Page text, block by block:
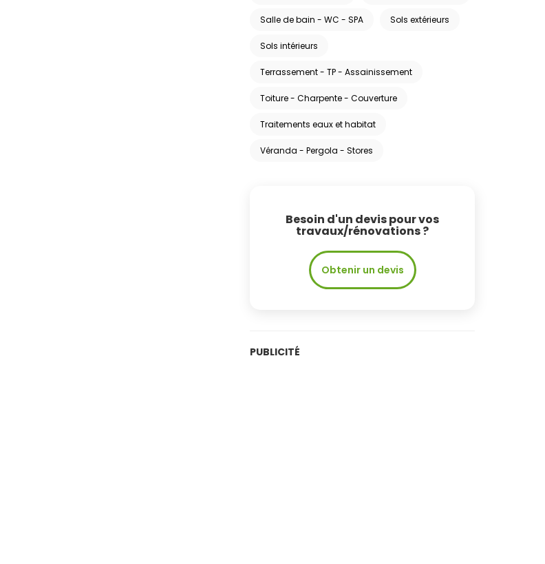
Salle de bain - WC - SPA Sols extérieurs
Sols intérieurs
Terrassement - TP - Assainissement
Toiture - Charpente - Couverture
Traitements eaux et habitat
Véranda - Pergola - Stores
Besoin d'un devis pour vos
travaux/rénovations ?
Obtenir un devis
PUBLICITÉ